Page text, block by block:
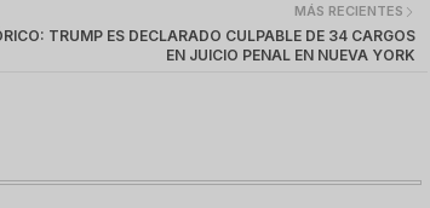
MÁS RECIENTES
TRUMP ES DECLARADO CULPABLE DE 34 CARGOS
EN JUICIO PENAL EN NUEVA YORK